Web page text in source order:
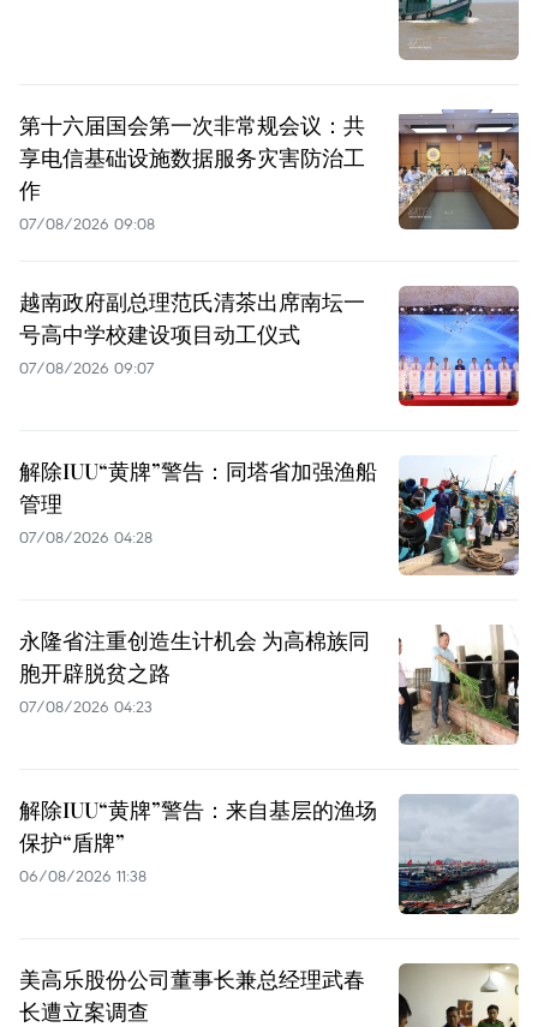
第十六届国会第一次非常规会议：共
享电信基础设施数据服务灾害防治工
作
07/08/2026 09:08
越南政府副总理范氏清茶出席南坛一
号高中学校建设项目动工仪式
07/08/2026 09:07
解除IUU“黄牌”警告：同塔省加强渔船
管理
07/08/2026 04:28
永隆省注重创造生计机会 为高棉族同
胞开辟脱贫之路
07/08/2026 04:23
解除IUU“黄牌”警告：来自基层的渔场
保护“盾牌”
06/08/2026 11:38
美高乐股份公司董事长兼总经理武春
长遭立案调查